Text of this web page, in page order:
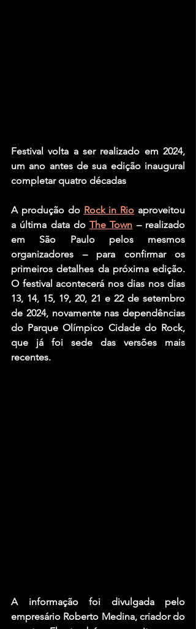
Festival volta a ser realizado em 2024,
um ano antes de sua edição inaugural
completar quatro décadas
A produção do Rock in Rio aproveitou
a última data do The Town – realizado
em São Paulo pelos mesmos
organizadores – para confirmar os
primeiros detalhes da próxima edição.
O festival acontecerá nos dias nos dias
13, 14, 15, 19, 20, 21 e 22 de setembro
de 2024, novamente nas dependências
do Parque Olímpico Cidade do Rock,
que já foi sede das versões mais
recentes.
A informação foi divulgada pelo
empresário Roberto Medina, criador do